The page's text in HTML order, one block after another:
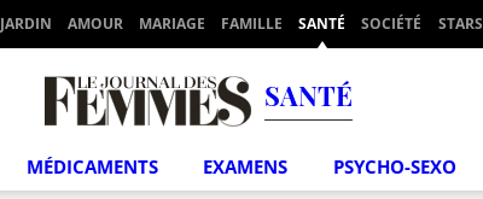
JARDIN AMOUR MARIAGE FAMILLE SANTÉ SOCIÉTÉ STARS
SANTÉ
MÉDICAMENTS EXAMENS PSYCHO-SEXO